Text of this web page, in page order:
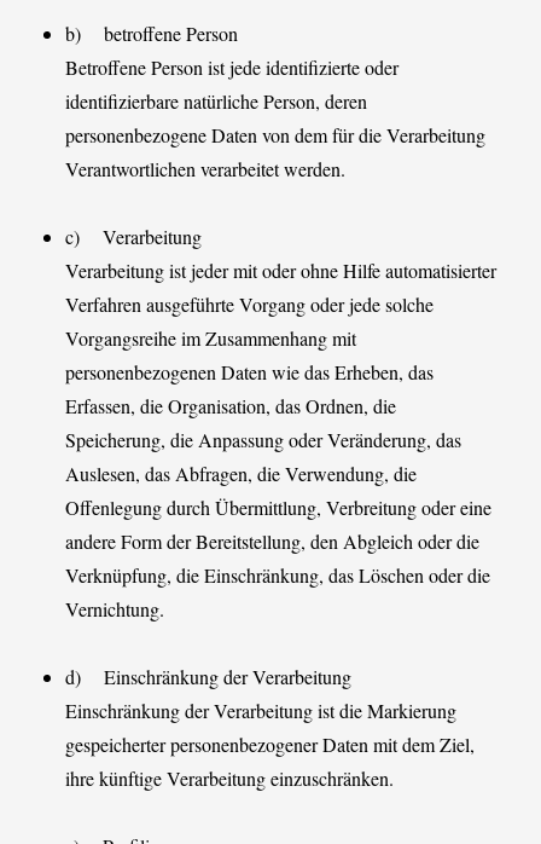
b) betroffene Person
Betroffene Person ist jede identifizierte oder
identifizierbare natürliche Person, deren
personenbezogene Daten von dem für die Verarbeitung
Verantwortlichen verarbeitet werden.
c) Verarbeitung
Verarbeitung ist jeder mit oder ohne Hilfe automatisierter
Verfahren ausgeführte Vorgang oder jede solche
Vorgangsreihe im Zusammenhang mit
personenbezogenen Daten wie das Erheben, das
Erfassen, die Organisation, das Ordnen, die
Speicherung, die Anpassung oder Veränderung, das
Auslesen, das Abfragen, die Verwendung, die
Offenlegung durch Übermittlung, Verbreitung oder eine
andere Form der Bereitstellung, den Abgleich oder die
Verknüpfung, die Einschränkung, das Löschen oder die
Vernichtung.
d) Einschränkung der Verarbeitung
Einschränkung der Verarbeitung ist die Markierung
gespeicherter personenbezogener Daten mit dem Ziel,
ihre künftige Verarbeitung einzuschränken.